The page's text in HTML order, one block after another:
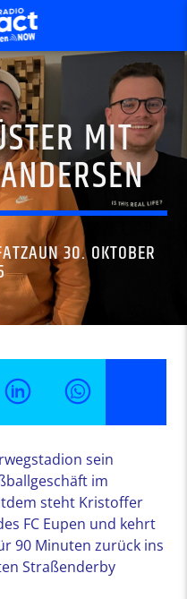
MIT
30. OKTOBER
sein
im
steht Kristoffer
FC Eupen und kehrt
90 Minuten zurück ins
Straßenderby